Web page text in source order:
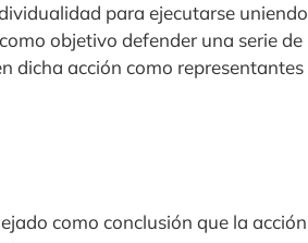
para ejecutarse uniendo
objetivo defender una serie de
dicha acción como representantes
como conclusión que la acción